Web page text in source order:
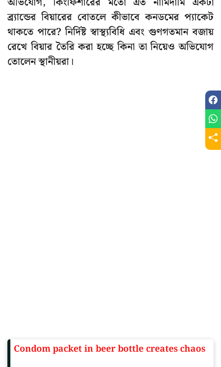
ব্র্যান্ডের বিয়ারের বোতলে কীভাবে কনডমের প্যাকেট
থাকতে পারে? নির্দিষ্ট স্বাস্থ্যবিধি এবং গুণগতমান বজায়
রেখে বিয়ার তৈরি করা হচ্ছে কিনা তা নিয়েও অভিযোগ
তোলেন স্থানীয়রা।
Condom packet in beer bottle creates chaos